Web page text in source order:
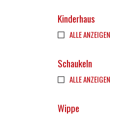
Kinderhaus
ALLE ANZEIGEN
Schaukeln
ALLE ANZEIGEN
Wippe